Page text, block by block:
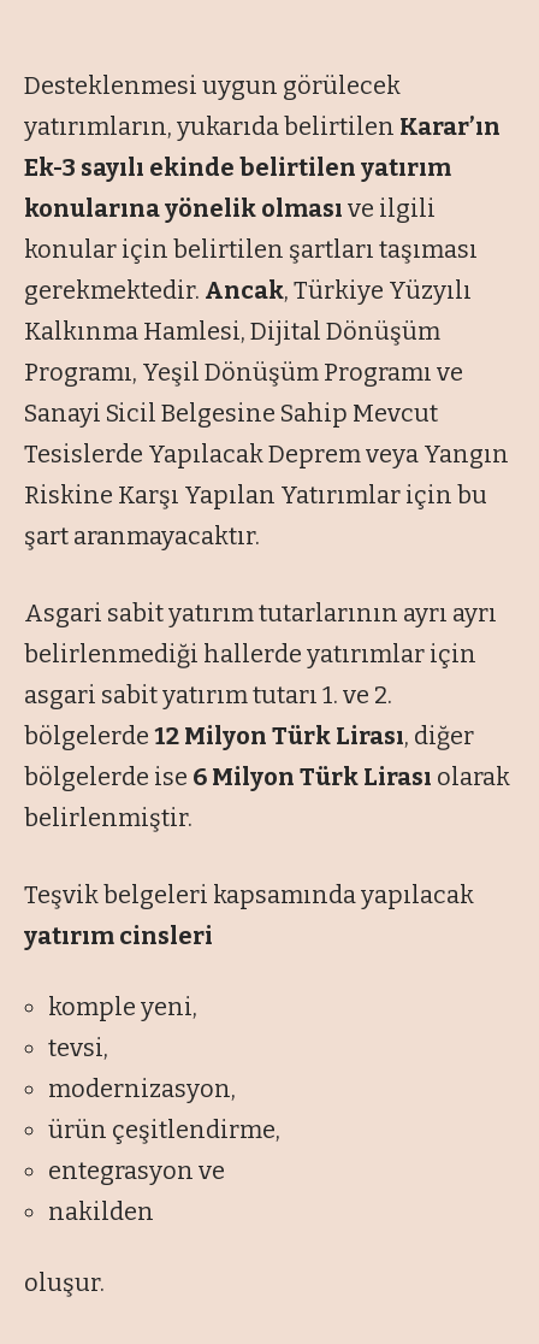
Desteklenmesi uygun görülecek
yatırımların, yukarıda belirtilen Karar’ın
Ek-3 sayılı ekinde belirtilen yatırım
konularına yönelik olması ve ilgili
konular için belirtilen şartları taşıması
gerekmektedir. Ancak, Türkiye Yüzyılı
Kalkınma Hamlesi, Dijital Dönüşüm
Programı, Yeşil Dönüşüm Programı ve
Sanayi Sicil Belgesine Sahip Mevcut
Tesislerde Yapılacak Deprem veya Yangın
Riskine Karşı Yapılan Yatırımlar için bu
şart aranmayacaktır.
Asgari sabit yatırım tutarlarının ayrı ayrı
belirlenmediği hallerde yatırımlar için
asgari sabit yatırım tutarı 1. ve 2.
bölgelerde 12 Milyon Türk Lirası, diğer
bölgelerde ise 6 Milyon Türk Lirası olarak
belirlenmiştir.
Teşvik belgeleri kapsamında yapılacak
yatırım cinsleri
komple yeni,
tevsi,
modernizasyon,
ürün çeşitlendirme,
entegrasyon ve
nakilden
oluşur.